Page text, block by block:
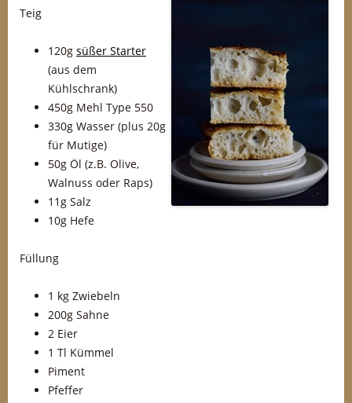
Teig
120g süßer Starter
(aus dem
Kühlschrank)
450g Mehl Type 550
330g Wasser (plus 20g
für Mutige)
50g Öl (z.B. Olive,
Walnuss oder Raps)
11g Salz
10g Hefe
Füllung
1 kg Zwiebeln
200g Sahne
2 Eier
1 Tl Kümmel
Piment
Pfeffer